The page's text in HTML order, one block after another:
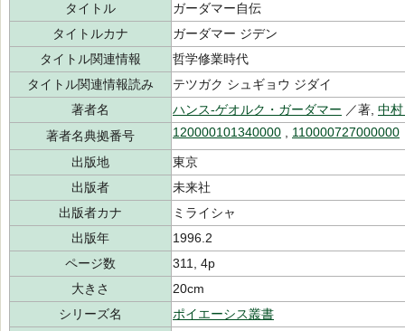
タイトル
ガーダマー自伝
タイトルカナ
ガーダマー ジデン
タイトル関連情報
哲学修業時代
タイトル関連情報読み
テツガク シュギョウ ジダイ
著者名
ハンス‐ゲオルク・ガーダマー ／著, 中
著者名典拠番号
120000101340000 110000727000000
出版地
東京
出版者
未来社
出版者カナ
ミライシャ
出版年
1996.2
ページ数
311, 4p
大きさ
20cm
シリーズ名
ポイエーシス叢書